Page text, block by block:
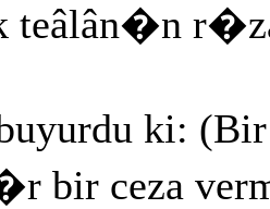
teâlân�n
ki:
bir ceza